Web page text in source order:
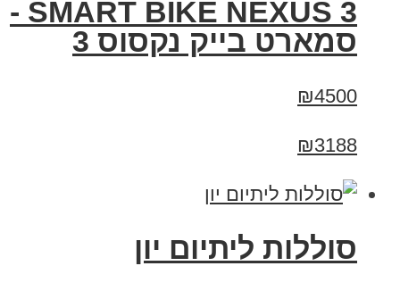
SMART BIKE NEXUS 3 -
סמארט בייק נקסוס 3
₪4500
₪3188
סוללות ליתיום יון